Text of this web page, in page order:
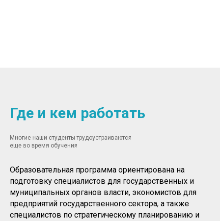
Где и кем работать
Многие наши студенты трудоустраиваются
еще во время обучения
Образовательная программа ориентирована на
подготовку специалистов для государственных и
муниципальных органов власти, экономистов для
предприятий государственного сектора, а также
специалистов по стратегическому планированию и